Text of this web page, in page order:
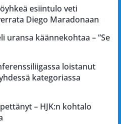
esiintulo veti
Diego Maradonaan
uransa käännekohtaa – ”Se
loistanut
kategoriassa
– HJK:n kohtalo